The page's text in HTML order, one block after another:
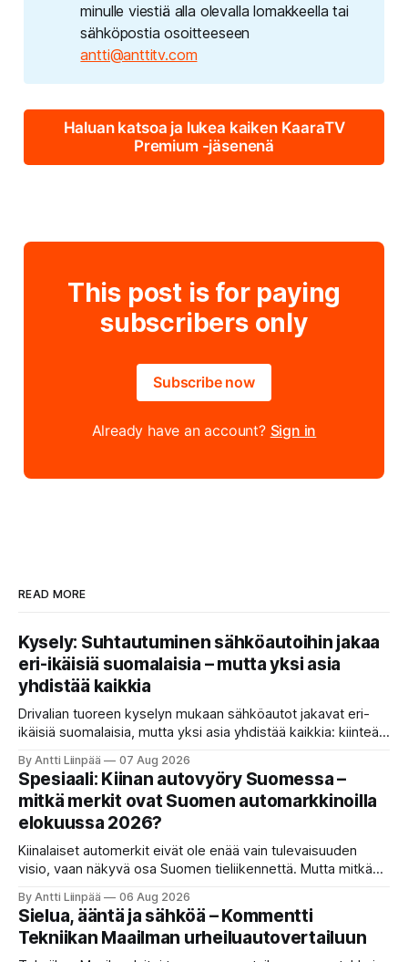
minulle viestiä alla olevalla lomakkeella tai
sähköpostia osoitteeseen
antti@anttitv.com
Haluan katsoa ja lukea kaiken KaaraTV
Premium -jäsenenä
This post is for paying
subscribers only
Subscribe now
Already have an account? Sign in
READ MORE
Kysely: Suhtautuminen sähköautoihin jakaa
eri-ikäisiä suomalaisia – mutta yksi asia
yhdistää kaikkia
Drivalian tuoreen kyselyn mukaan sähköautot jakavat eri-
ikäisiä suomalaisia, mutta yksi asia yhdistää kaikkia: kiinteät
valittaessa.
By Antti Liinpää 07 Aug 2026
Spesiaali: Kiinan autovyöry Suomessa –
mitkä merkit ovat Suomen automarkkinoilla
elokuussa 2026?
Kiinalaiset automerkit eivät ole enää vain tulevaisuuden
visio, vaan näkyvä osa Suomen tieliikennettä. Mutta mitkä
pakettiautoihin ja mitä syksyn 2026 uutuuksilta sopii
odottaa? Katso kattava katsaus maamme tarjontaan ja
ostajan tärkeimpiin vinkkeihin!
By Antti Liinpää 06 Aug 2026
Sielua, ääntä ja sähköä – Kommentti
Tekniikan Maailman urheiluautovertailuun